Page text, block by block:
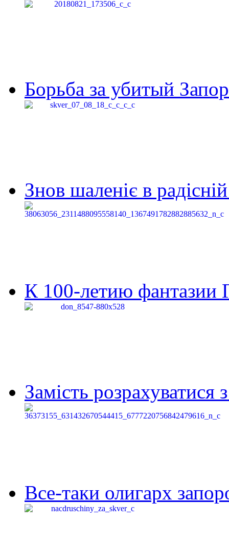
Борьба за убитый
Знов шаленіє в
К 100-летию фантазии
Замість
Все-таки олигарх